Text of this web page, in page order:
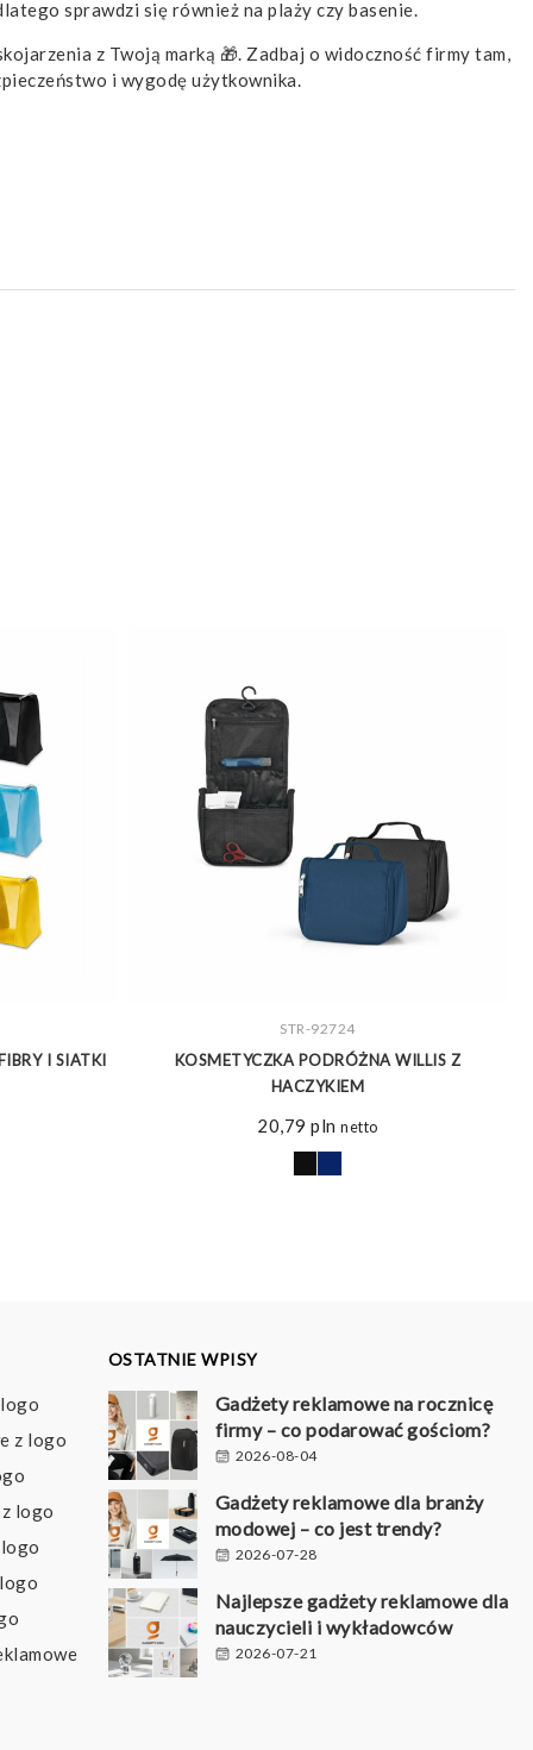
sprawdzi się również na plaży czy basenie.
z Twoją marką 🎁. Zadbaj o widoczność firmy tam,
i wygodę użytkownika.
I SIATKI
ZOBACZ WIĘCEJ
STR-92724
KOSMETYCZKA PODRÓŻNA WILLIS Z
HACZYKIEM
20,79pln netto
z logo
logo
OSTATNIE WPISY
Gadżety reklamowe na rocznicę
firmy – co podarować gościom?
2026-08-04
Gadżety reklamowe dla branży
modowej – co jest trendy?
2026-07-28
Najlepsze gadżety reklamowe dla
nauczycieli i wykładowców
2026-07-21